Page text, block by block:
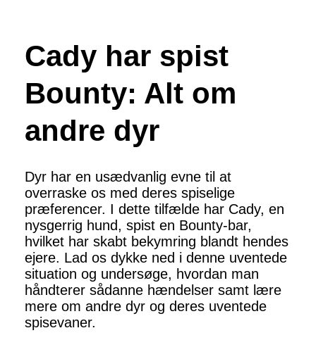
Cady har spist
Bounty: Alt om
andre dyr
Dyr har en usædvanlig evne til at
overraske os med deres spiselige
præferencer. I dette tilfælde har Cady, en
nysgerrig hund, spist en Bounty-bar,
hvilket har skabt bekymring blandt hendes
ejere. Lad os dykke ned i denne uventede
situation og undersøge, hvordan man
håndterer sådanne hændelser samt lære
mere om andre dyr og deres uventede
spisevaner.